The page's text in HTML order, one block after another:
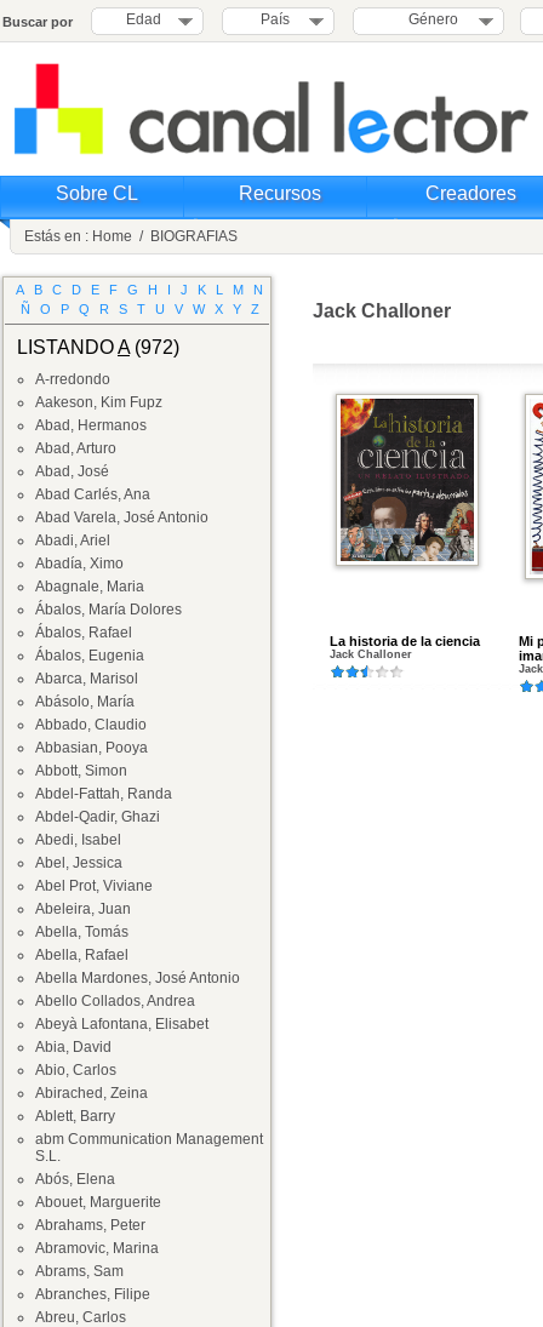
Buscar por Edad País Género
Sobre CL Recursos Creadores
Estás en : Home / BIOGRAFIAS
A B C D E F G H I J K L M
N
Ñ
O P Q R S T U V W X Y Z
LISTANDOA(972)
A-rredondo
Aakeson, Kim Fupz
Abad, Hermanos
Abad, Arturo
Abad, José
Abad Carlés, Ana
Abad Varela, José Antonio
Abadi, Ariel
Abadía, Ximo
Abagnale, Maria
Ábalos, María Dolores
Ábalos, Rafael
Ábalos, Eugenia
Abarca, Marisol
Abásolo, María
Abbado, Claudio
Abbasian, Pooya
Abbott, Simon
Abdel-Fattah, Randa
Abdel-Qadir, Ghazi
Abedi, Isabel
Abel, Jessica
Abel Prot, Viviane
Abeleira, Juan
Abella, Tomás
Abella, Rafael
Abella Mardones, José Antonio
Abello Collados, Andrea
Abeyà Lafontana, Elisabet
Abia, David
Abio, Carlos
Abirached, Zeina
Ablett, Barry
abm Communication Management
S.L.
Abós, Elena
Abouet, Marguerite
Abrahams, Peter
Abramovic, Marina
Abrams, Sam
Abranches, Filipe
Abreu, Carlos
Jack Challoner
La historia de la ciencia
Jack Challoner
Mi